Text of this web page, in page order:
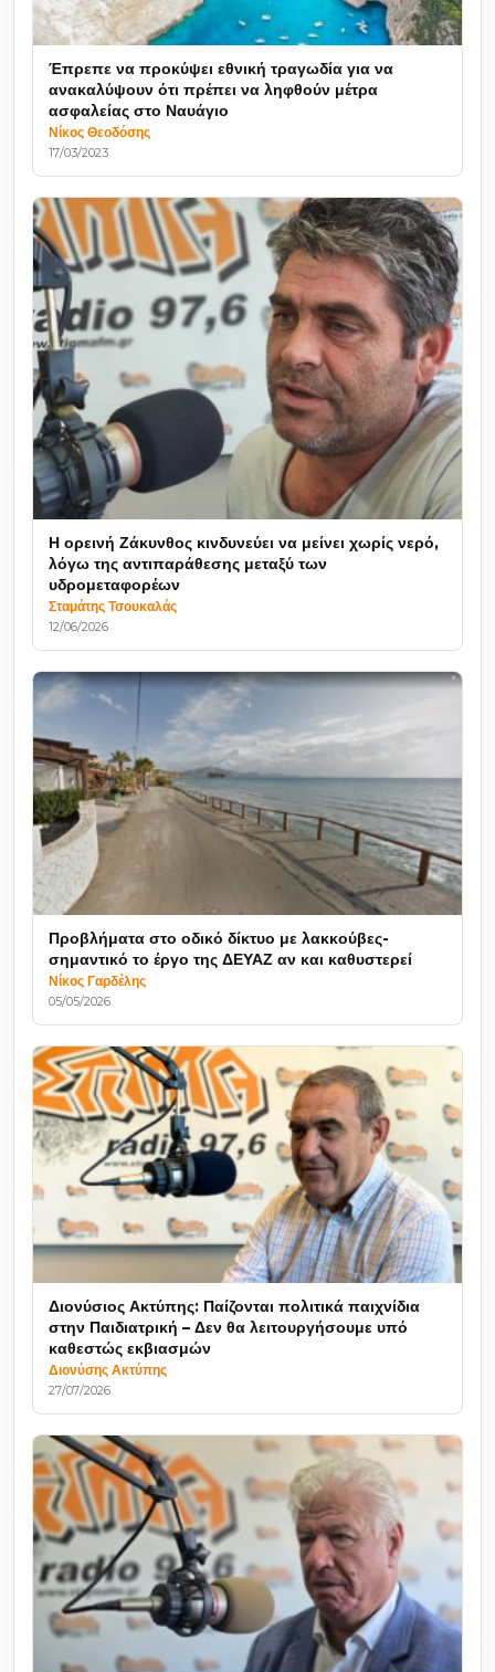
Έπρεπε να προκύψει εθνική τραγωδία για να
ανακαλύψουν ότι πρέπει να ληφθούν μέτρα
ασφαλείας στο Ναυάγιο
Νίκος Θεοδόσης
17/03/2023
Η ορεινή Ζάκυνθος κινδυνεύει να μείνει χωρίς νερό,
λόγω της αντιπαράθεσης μεταξύ των
υδρομεταφορέων
Σταμάτης Τσουκαλάς
12/06/2026
Προβλήματα στο οδικό δίκτυο με λακκούβες-
σημαντικό το έργο της ΔΕΥΑΖ αν και καθυστερεί
Νίκος Γαρδέλης
05/05/2026
Διονύσιος Ακτύπης: Παίζονται πολιτικά παιχνίδια
στην Παιδιατρική – Δεν θα λειτουργήσουμε υπό
καθεστώς εκβιασμών
Διονύσης Ακτύπης
27/07/2026